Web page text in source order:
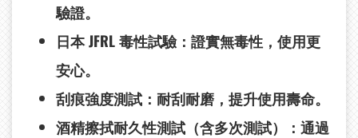
驗證。
日本 JFRL毒性試驗：證實無毒性，使用更
安心。
刮痕強度測試 ：耐刮耐磨，提升使用壽命。
酒精擦拭耐久性測試 （含多次測試）：通過